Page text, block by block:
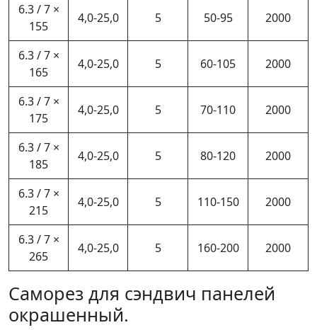
6.3 / 7 ×
155
4,0-25,0 5 50-95 2000
6.3 / 7 ×
165
4,0-25,0 5 60-105 2000
6.3 / 7 ×
175
4,0-25,0 5 70-110 2000
6.3 / 7 ×
185
4,0-25,0 5 80-120 2000
6.3 / 7 ×
215
4,0-25,0 5 110-150 2000
6.3 / 7 ×
265
4,0-25,0 5 160-200 2000
Саморез для сэндвич панелей
окрашенный.